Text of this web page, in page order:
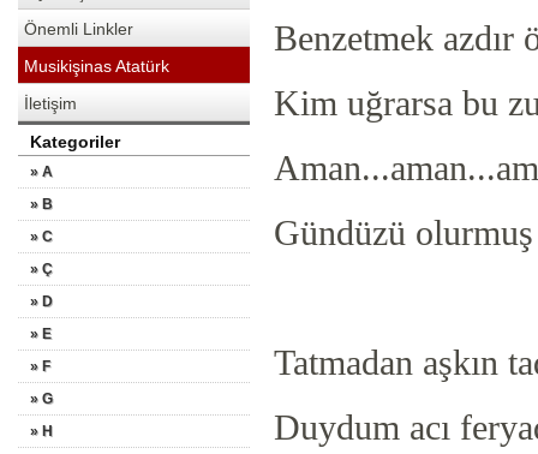
Önemli Linkler
Musikişinas Atatürk
İletişim
Kategoriler
» A
» B
» C
» Ç
» D
» E
» F
» G
» H
Benzetmek azdır
Kim uğrarsa bu
Gündüzü olurmuş
Tatmadan aşkın
Duydum acı